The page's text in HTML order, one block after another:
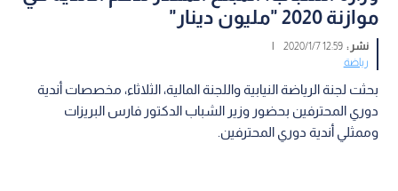
موازنة 2020 "مليون دينار"
نشر :12:59 2020/1/7
|
رياضة
بحثت لجنة الرياضة النيابية واللجنة المالية، الثلاثاء، مخصصات أندية
دوري المحترفين بحضور وزير الشباب الدكتور فارس البريزات
وممثلي أندية دوري المحترفين.